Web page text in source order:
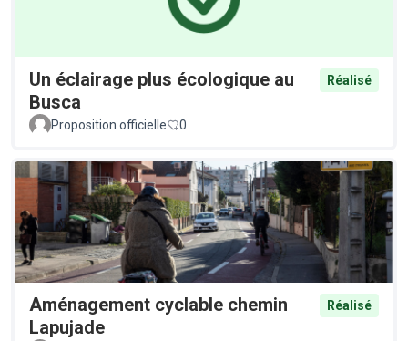
Un éclairage plus écologique au
Busca
Réalisé
Proposition officielle 0
Aménagement cyclable chemin
Lapujade
Réalisé